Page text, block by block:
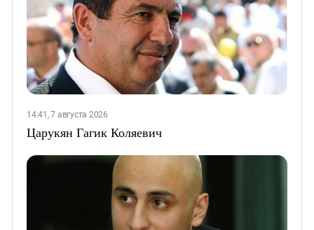
14:41, 7 августа 2026
Царукян Гагик Коляевич